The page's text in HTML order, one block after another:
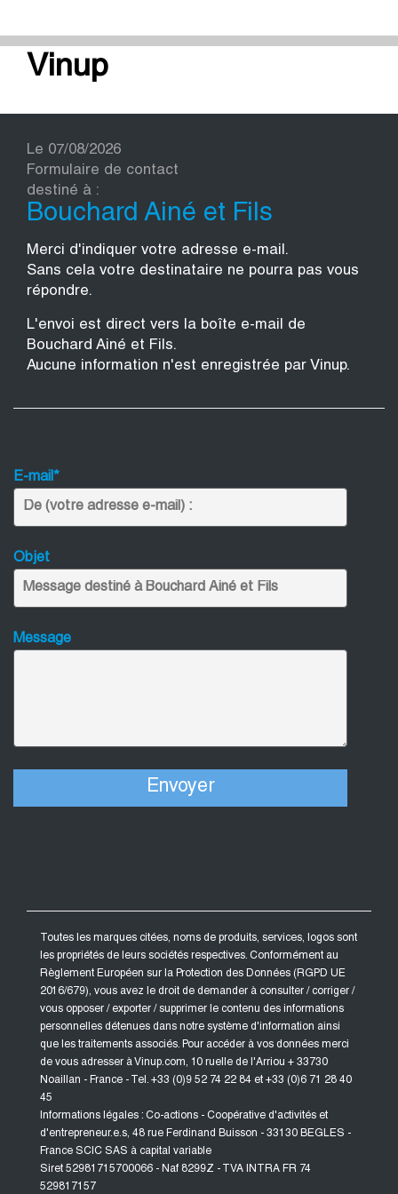
Vinup
Le 07/08/2026
Formulaire de contact
destiné à :
Bouchard Ainé et Fils
Merci d'indiquer votre adresse e-mail.
Sans cela votre destinataire ne pourra pas vous
répondre.
L'envoi est direct vers la boîte e-mail de
Bouchard Ainé et Fils.
Aucune information n'est enregistrée par Vinup.
E-mail*
Objet
Message
Toutes les marques citées, noms de produits, services, logos sont
les propriétés de leurs sociétés respectives. Conformément au
Règlement Européen sur la Protection des Données (RGPD UE
2016/679), vous avez le droit de demander à consulter / corriger /
vous opposer / exporter / supprimer le contenu des informations
personnelles détenues dans notre système d'information ainsi
que les traitements associés. Pour accéder à vos données merci
de vous adresser à Vinup.com, 10 ruelle de l'Arriou + 33730
Noaillan - France - Tel. +33 (0)9 52 74 22 84 et +33 (0)6 71 28 40
45
Informations légales : Co-actions - Coopérative d'activités et
d'entrepreneur.e.s, 48 rue Ferdinand Buisson - 33130 BEGLES -
France SCIC SAS à capital variable
Siret 52981715700066 - Naf 8299Z - TVA INTRA FR 74
529817157